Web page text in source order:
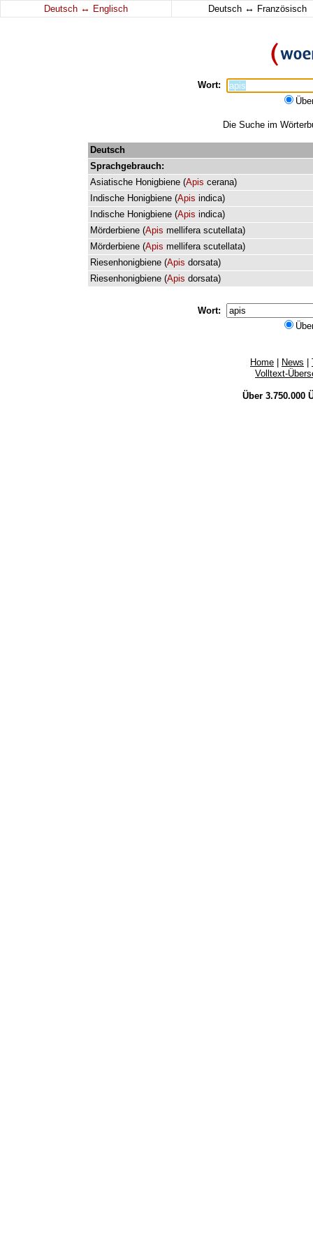
Deutsch ↔ Englisch Deutsch ↔ Französisch
Wort:
Die Suche im
Deutsch
Sprachgebrauch:
Asiatische Honigbiene (Apis cerana)
Indische Honigbiene (Apis indica)
Indische Honigbiene (Apis indica)
Mörderbiene (Apis mellifera scutellata)
Mörderbiene (Apis mellifera scutellata)
Riesenhonigbiene (Apis dorsata)
Riesenhonigbiene (Apis dorsata)
Wort:
Home News
Volltext-
Über 3.750.000